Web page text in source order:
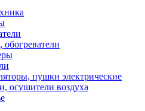
пушки электрические
осушители воздуха